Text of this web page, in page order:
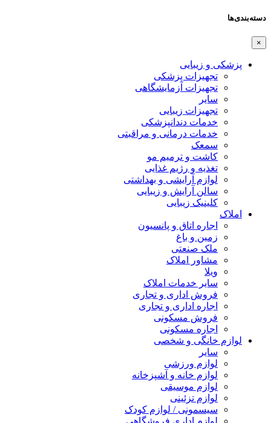
دسته‌بندی‌ها
×
پزشکی و زیبایی
تجهیزات پزشکی
تجهیزات آزمایشگاهی
سایر
تجهیزات زیبایی
خدمات دندانپزشکی
خدمات درمانی و مراقبتی
سمعک
کاشت و ترمیم مو
تغذیه و رژیم غذایی
لوازم آرایشی و بهداشتی
سالن آرایش و زیبایی
کلینیک زیبایی
املاک
اجاره اتاق و پانسیون
زمین و باغ
ملک صنعتی
مشاور املاک
ویلا
سایر خدمات املاک
فروش اداری و تجاری
اجاره اداری و تجاری
فروش مسکونی
اجاره مسکونی
لوازم خانگی و شخصی
سایر
لوازم ورزشی
لوازم خانه و آشپزخانه
لوازم موسیقی
لوازم تزئینی
سیسمونی / لوازم کودک